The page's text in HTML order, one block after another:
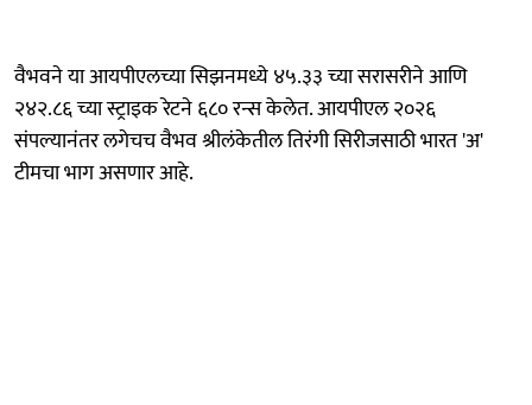
वैभवने या आयपीएलच्या सिझनमध्ये ४५.३३ च्या सरासरीने आणि
२४२.८६ च्या स्ट्राइक रेटने ६८० रन्स केलेत. आयपीएल २०२६
संपल्यानंतर लगेचच वैभव श्रीलंकेतील तिरंगी सिरीजसाठी भारत 'अ'
टीमचा भाग असणार आहे.